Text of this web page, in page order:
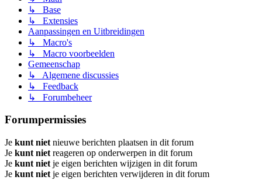
↳ Base
↳ Extensies
Aanpassingen en Uitbreidingen
↳ Macro's
↳ Macro voorbeelden
Gemeenschap
↳ Algemene discussies
↳ Feedback
↳ Forumbeheer
Forumpermissies
Je kunt niet nieuwe berichten plaatsen in dit forum
Je kunt niet reageren op onderwerpen in dit forum
Je kunt niet je eigen berichten wijzigen in dit forum
Je kunt niet je eigen berichten verwijderen in dit forum